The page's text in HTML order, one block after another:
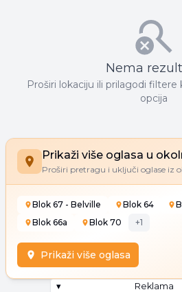
Nema
Proširi lokaciju ili prilagodi filtere
opcija
Prikaži više oglasa u
Proširi pretragu i uključi oglase iz
Blok 67 - Belville Blok 64
Blok 66a
Blok 70 +1
Prikaži više oglasa
▾ Reklama